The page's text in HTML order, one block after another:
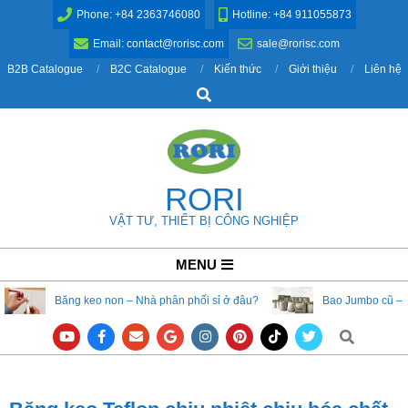
Phone: +84 2363746080 Hotline: +84 911055873
Email: contact@rorisc.com
sale@rorisc.com
B2B Catalogue
B2C Catalogue Kiến thức Giới thiệu
Liên hệ
Search
RORI
VẬT TƯ, THIẾT BỊ CÔNG NGHIỆP
Navigation
Menu
MENU
Băng keo non – Nhà phân phối sỉ ở đâu? Bao Jumbo cũ –
Search